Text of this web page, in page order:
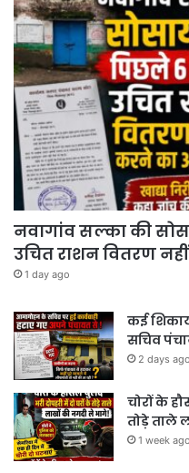
नवागांव सल्का की
उचित राशन वितरण
1 day ago
कई
सचिव
2 days ago
चोरों के
तोड़े ताले
1 week ago